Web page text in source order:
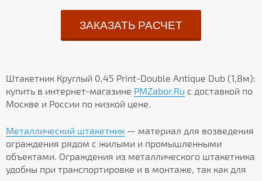
ЗАКАЗАТЬ РАСЧЕТ
Штакетник Круглый 0,45 Print-Double Antique Dub (1,8м):
купить в интернет-магазине PMZabor.Ru с доставкой по
Москве и России по низкой цене.
Металлический штакетник — материал для возведения
ограждения рядом с жилыми и промышленными
объектами. Ограждения из металлического штакетника
удобны при транспортировке и в монтаже, так как для